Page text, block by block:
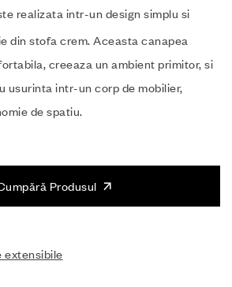
realizata intr-un design simplu si
din stofa crem. Aceasta canapea
creeaza un ambient primitor, si
usurinta intr-un corp de mobilier,
de spatiu.
Produsul
extensibile